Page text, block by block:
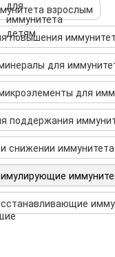
взрослым
повышения
для
для
поддержания
снижении иммунитета